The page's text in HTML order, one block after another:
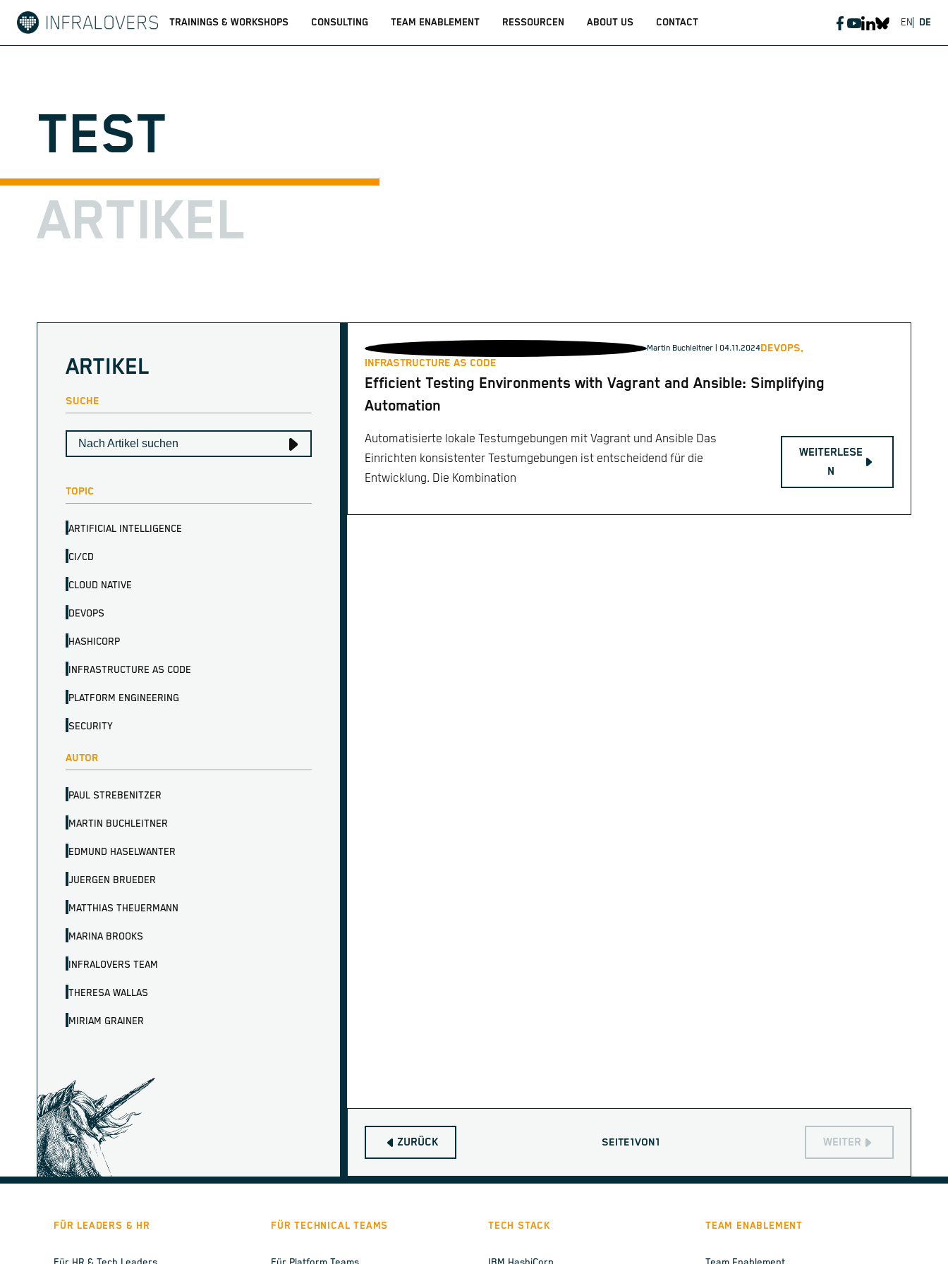
TRAININGS & WORKSHOPS CONSULTING TEAM ENABLEMENT RESSOURCEN ABOUT US CONTACT DE
EN
TEST
ARTIKEL
ARTIKEL
SUCHE
TOPIC
ARTIFICIAL INTELLIGENCE
CI/CD
CLOUD NATIVE
DEVOPS
HASHICORP
INFRASTRUCTURE AS CODE
PLATFORM ENGINEERING
SECURITY
AUTOR
PAUL STREBENITZER
MARTIN BUCHLEITNER
EDMUND HASELWANTER
JUERGEN BRUEDER
MATTHIAS THEUERMANN
MARINA BROOKS
INFRALOVERS TEAM
THERESA WALLAS
MIRIAM GRAINER
Martin Buchleitner | 04.11.2024DEVOPS,
INFRASTRUCTURE AS CODE
Efficient Testing Environments with Vagrant and Ansible: Simplifying
Automation
Automatisierte lokale Testumgebungen mit Vagrant und Ansible Das
Einrichten konsistenter Testumgebungen ist entscheidend für die
Entwicklung. Die Kombination
WEITERLESE
N
ZURÜCK SEITE1VON1 WEITER
FÜR LEADERS & HR FÜR TECHNICAL TEAMS TECH STACK TEAM ENABLEMENT